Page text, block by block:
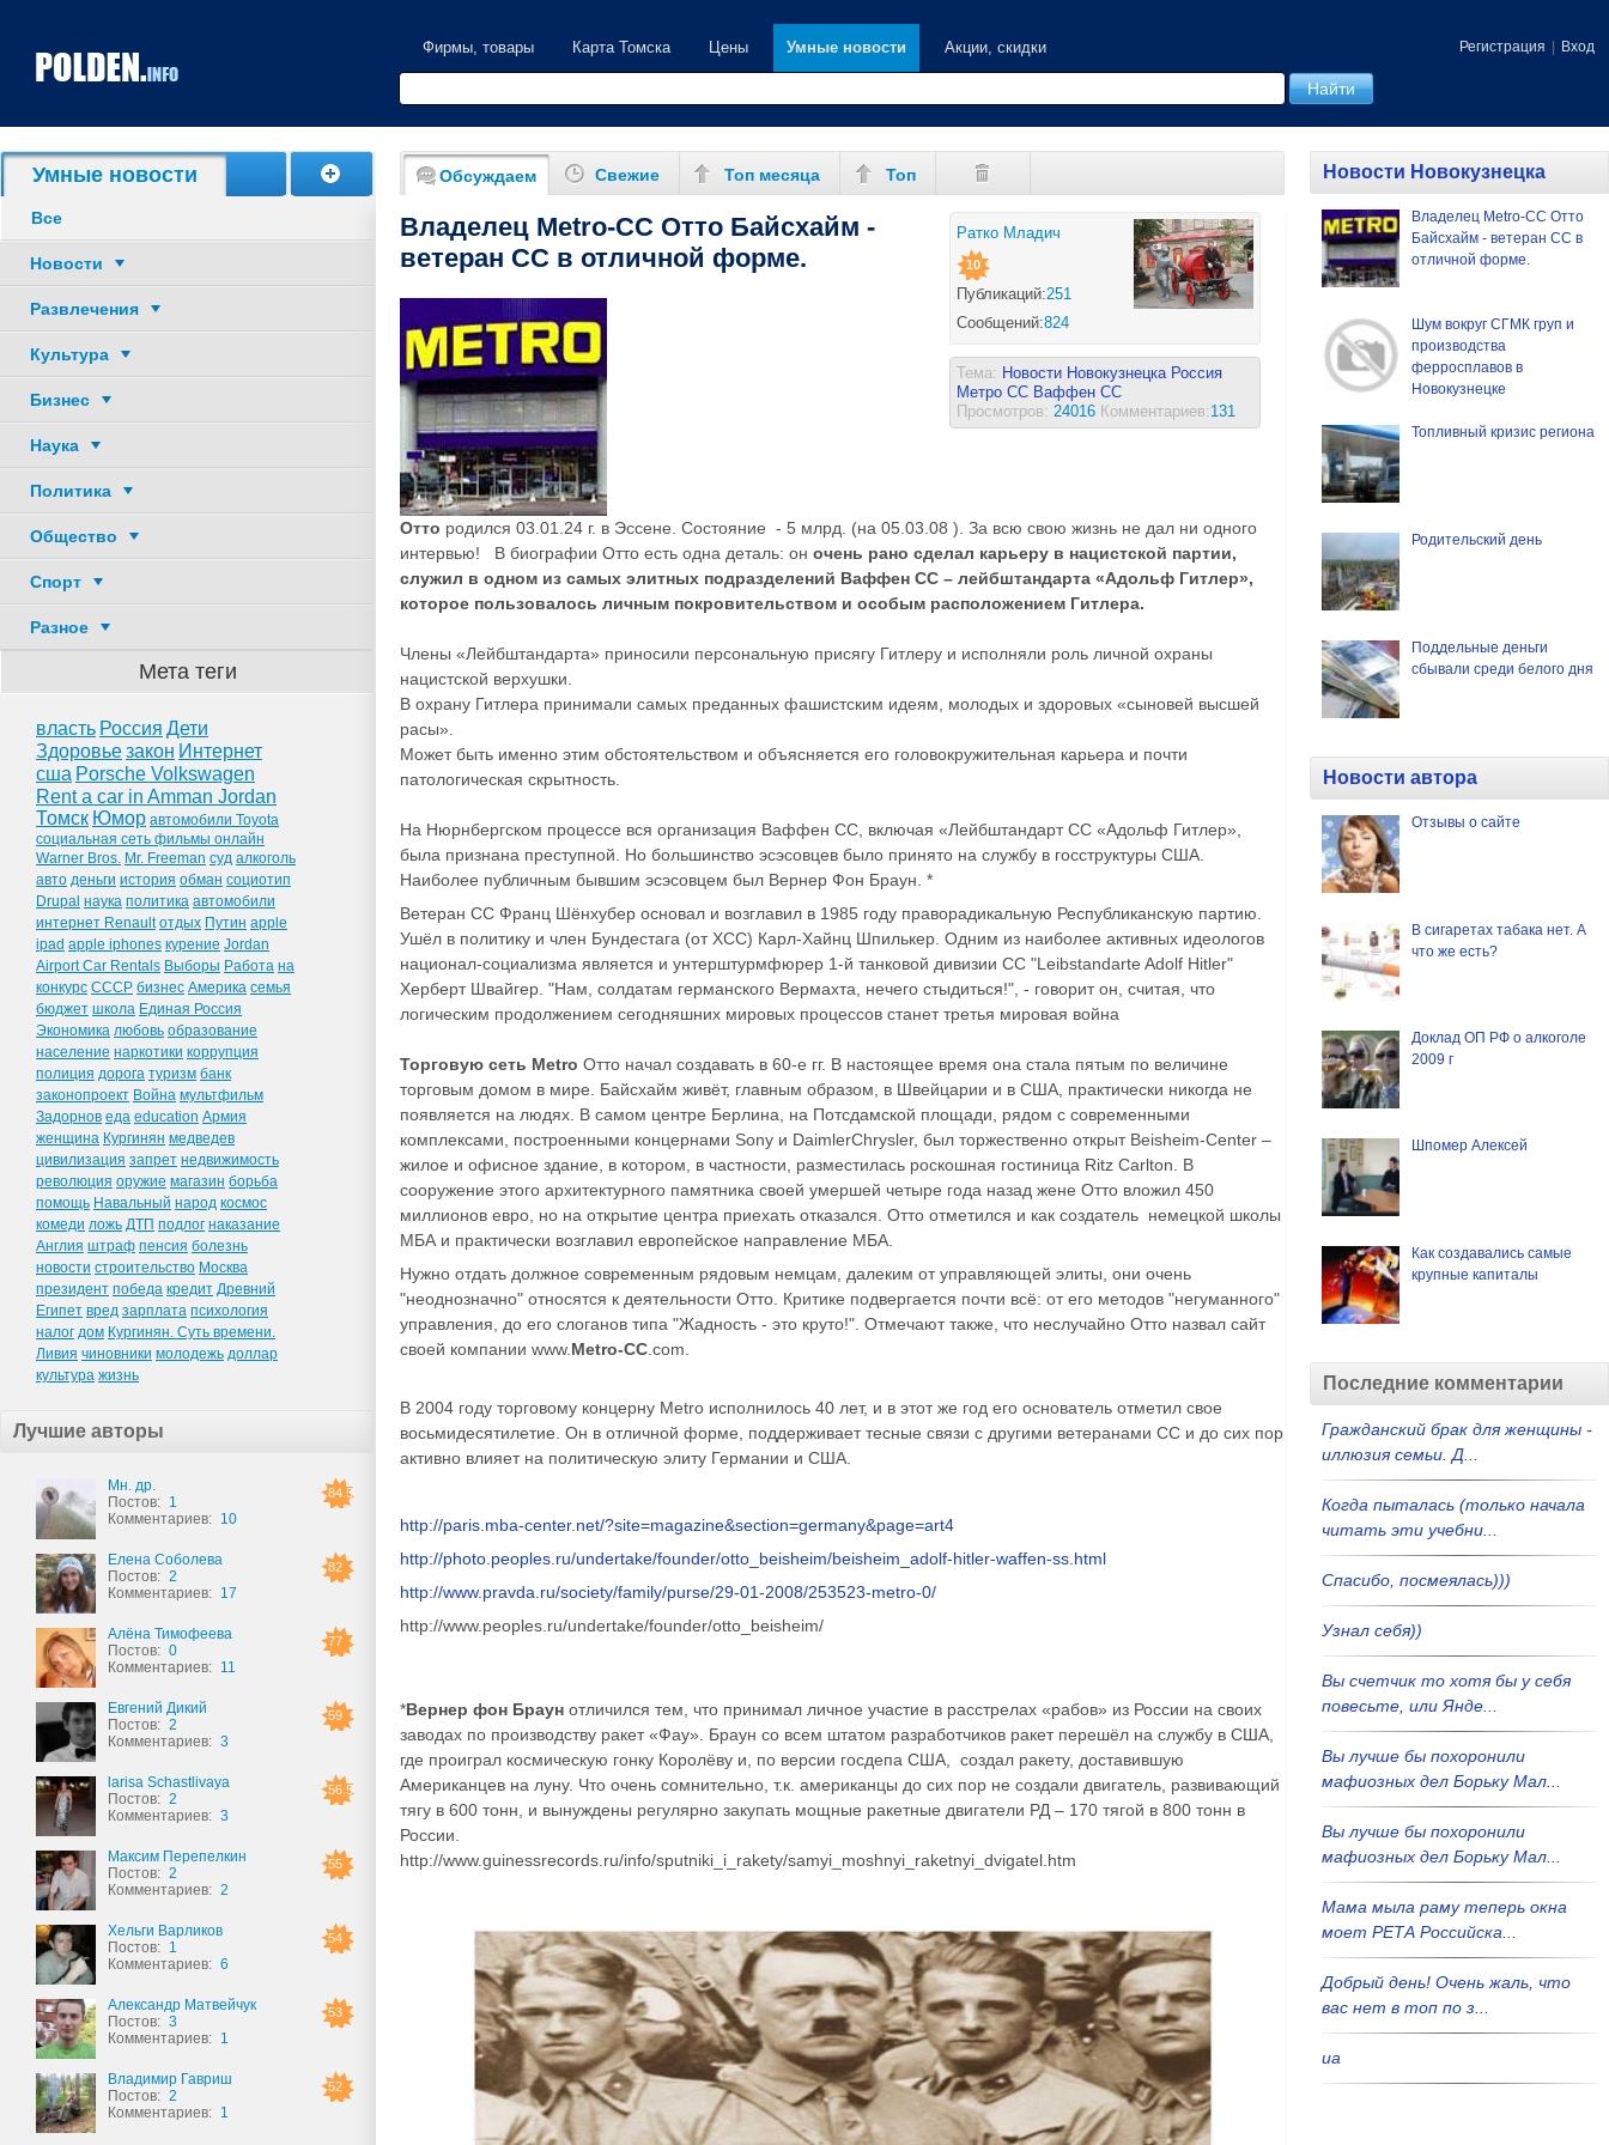
Регистрация Вход
Фирмы, товары Карта Томска Цены Умные новости Акции, скидки
Умные новости
Все
Новости
Развлечения
Культура
Бизнес
Наука
Политика
Общество
Спорт
Разное
Мета теги
власть Россия Дети
Здоровьезакон Интернет
сша Porsche Volkswagen
Rent a car in Amman Jordan
Томск Юмор автомобили Toyota
социальная сеть фильмы онлайн
Warner Bros. Mr. Freeman суд алкоголь
авто деньги история обман социотип
Drupal наука политика автомобили
интернет Renault отдых Путин apple
ipad apple iphones курение Jordan
Airport Car Rentals Выборы Работа на
конкурс СССР бизнес Америка семья
бюджет школа Единая Россия
Экономика любовь образование
население наркотики коррупция
полиция дорога туризм банк
законопроект Война мультфильм
Задорнов еда education Армия
женщина Кургинян медведев
цивилизация запрет недвижимость
революция оружие магазин борьба
помощь Навальный народ космос
комеди ложь ДТП подлог наказание
Англия штраф пенсия болезнь
новости строительство Москва
президент победа кредит Древний
Египет вред зарплата психология
налог дом Кургинян. Суть времени.
Ливия чиновники молодежь доллар
культура жизнь
Лучшие авторы
84.5
Мн. др.
Постов: 1
Комментариев: 10
82
Елена Соболева
Постов: 2
Комментариев: 17
77
Алёна Тимофеева
Постов: 0
Комментариев: 11
59
Евгений Дикий
Постов: 2
Комментариев: 3
56.5
larisa Schastlivaya
Постов: 2
Комментариев: 3
55
Максим Перепелкин
Постов: 2
Комментариев: 2
54
Хельги Варликов
Постов: 1
Комментариев: 6
53
Александр Матвейчук
Постов: 3
Комментариев: 1
52
Владимир Гавриш
Постов: 2
Комментариев: 1
Новости Новокузнецка
Владелец Мetro-CC Отто
Байсхайм - ветеран СС в
отличной форме.
Шум вокруг СГМК груп и
производства
ферросплавов в
Новокузнецке
Топливный кризис региона
Родительский день
Поддельные деньги
сбывали среди белого дня
Новости автора
Отзывы о сайте
В сигаретах табака нет. А
что же есть?
Доклад ОП РФ о алкоголе
2009 г
Шпомер Алексей
Как создавались самые
крупные капиталы
Последние комментарии
Гражданский брак для женщины -
иллюзия семьи. Д...
Когда пыталась (только начала
читать эти учебни...
Спасибо, посмеялась)))
Узнал себя))
Вы счетчик то хотя бы у себя
повесьте, или Янде...
Вы лучше бы похоронили
мафиозных дел Борьку Мал...
Вы лучше бы похоронили
мафиозных дел Борьку Мал...
Мама мыла раму теперь окна
моет РЕТА Российска...
Добрый день! Очень жаль, что
вас нет в топ по з...
иа
Обсуждаем Свежие Топ месяца Топ
Ратко Младич
10
Публикаций:251
Сообщений:824
Тема: Новости Новокузнецка Россия
Метро СС Ваффен СС
Просмотров: 24016 Комментариев: 131
Владелец Мetro-CC Отто Байсхайм -
ветеран СС в отличной форме.
Отто родился 03.01.24 г. в Эссене. Cостояние - 5 млрд. (на 05.03.08 ). За всю свою жизнь не дал ни одного
интервью! В биографии Отто есть одна деталь: он очень рано сделал карьеру в нацистской партии,
служил в одном из самых элитных подразделений Ваффен СС – лейбштандарта «Адольф Гитлер»,
которое пользовалось личным покровительством и особым расположением Гитлера.
Члены «Лейбштандарта» приносили персональную присягу Гитлеру и исполняли роль личной охраны
нацистской верхушки.
В охрану Гитлера принимали самых преданных фашистским идеям, молодых и здоровых «сыновей высшей
расы».
Может быть именно этим обстоятельством и объясняется его головокружительная карьера и почти
патологическая скрытность.
На Нюрнбергском процессе вся организация Ваффен СС, включая «Лейбштандарт СС «Адольф Гитлер»,
была признана преступной. Но большинство эсэсовцев было принято на службу в госструктуры США.
Наиболее публичным бывшим эсэсовцем был Вернер Фон Браун. *
Ветеран СС Франц Шёнхубер основал и возглавил в 1985 году праворадикальную Республиканскую партию.
Ушёл в политику и член Бундестага (от ХСС) Карл-Хайнц Шпилькер. Одним из наиболее активных идеологов
национал-социализма является и унтерштурмфюрер 1-й танковой дивизии СС "Leibstandarte Adolf Hitler"
Херберт Швайгер. "Нам, солдатам германского Вермахта, нечего стыдиться!", - говорит он, считая, что
логическим продолжением сегодняшних мировых процессов станет третья мировая война
Торговую сеть Metro Отто начал создавать в 60-е гг. В настоящее время она стала пятым по величине
торговым домом в мире. Байсхайм живёт, главным образом, в Швейцарии и в США, практически никогда не
появляется на людях. В самом центре Берлина, на Потсдамской площади, рядом с современными
комплексами, построенными концернами Sony и DaimlerChrysler, был торжественно открыт Beisheim-Center –
жилое и офисное здание, в котором, в частности, разместилась роскошная гостиница Ritz Carlton. В
сооружение этого архитектурного памятника своей умершей четыре года назад жене Отто вложил 450
миллионов евро, но на открытие центра приехать отказался. Отто отметился и как создатель немецкой школы
МБА и практически возглавил европейское направление МБА.
Нужно отдать должное современным рядовым немцам, далеким от управляющей элиты, они очень
"неоднозначно" относятся к деятельности Отто. Критике подвергается почти всё: от его методов "негуманного"
управления, до его слоганов типа "Жадность - это круто!". Отмечают также, что неслучайно Отто назвал сайт
своей компании www. Metro-CC .com.
В 2004 году торговому концерну Metro исполнилось 40 лет, и в этот же год его основатель отметил свое
восьмидесятилетие. Он в отличной форме, поддерживает тесные связи с другими ветеранами СС и до сих пор
активно влияет на политическую элиту Германии и США.
http://paris.mba-center.net/?site=magazine&section=germany&page=art4
http://photo.peoples.ru/undertake/founder/otto_beisheim/beisheim_adolf-hitler-waffen-ss.html
http://www.pravda.ru/society/family/purse/29-01-2008/253523-metro-0/
http://www.peoples.ru/undertake/founder/otto_beisheim/
*Вернер фон Браун отличился тем, что принимал личное участие в расстрелах «рабов» из России на своих
заводах по производству ракет «Фау». Браун со всем штатом разработчиков ракет перешёл на службу в США,
где проиграл космическую гонку Королёву и, по версии госдепа США, создал ракету, доставившую
Американцев на луну. Что очень сомнительно, т.к. американцы до сих пор не создали двигатель, развивающий
тягу в 600 тонн, и вынуждены регулярно закупать мощные ракетные двигатели РД – 170 тягой в 800 тонн в
России.
http://www.guinessrecords.ru/info/sputniki_i_rakety/samyi_moshnyi_raketnyi_dvigatel.htm